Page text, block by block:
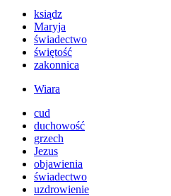
ksiądz
Maryja
świadectwo
świętość
zakonnica
Wiara
cud
duchowość
grzech
Jezus
objawienia
świadectwo
uzdrowienie